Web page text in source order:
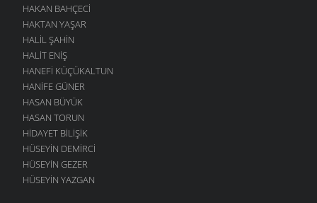
HAKAN BAHÇECI
HAKTAN YAŞAR
HALIL ŞAHIN
HALIT ENIŞ
HANEFI KÜÇÜKALTUN
HANIFE GÜNER
HASAN BÜYÜK
HASAN TORUN
HIDAYET BILIŞIK
HÜSEYIN DEMIRCI
HÜSEYIN GEZER
HÜSEYIN YAZGAN